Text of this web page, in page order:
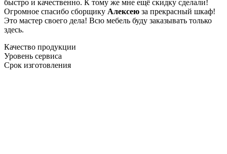
быстро и качественно. К тому же мне ещё скидку сделали!
Огромное спасибо сборщику Алексею за прекрасный шкаф!
Это мастер своего дела! Всю мебель буду заказывать только
здесь.
Качество продукции
Уровень сервиса
Срок изготовления